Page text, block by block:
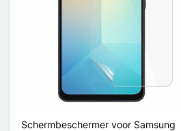
Schermbeschermer voor Samsung